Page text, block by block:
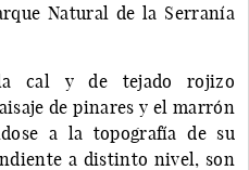
Natural de la Serranía
cal y de tejado rojizo
de pinares y el marrón
a la topografía de su
a distinto nivel, son